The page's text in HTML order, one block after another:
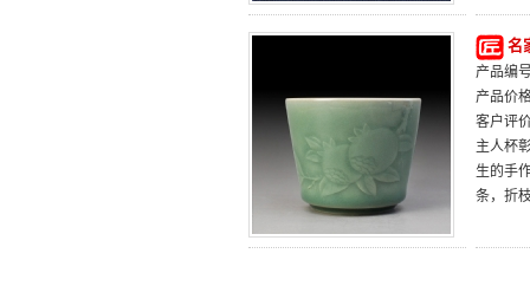
名
产品编
产品价
客户评
主人杯
生的手
条，折